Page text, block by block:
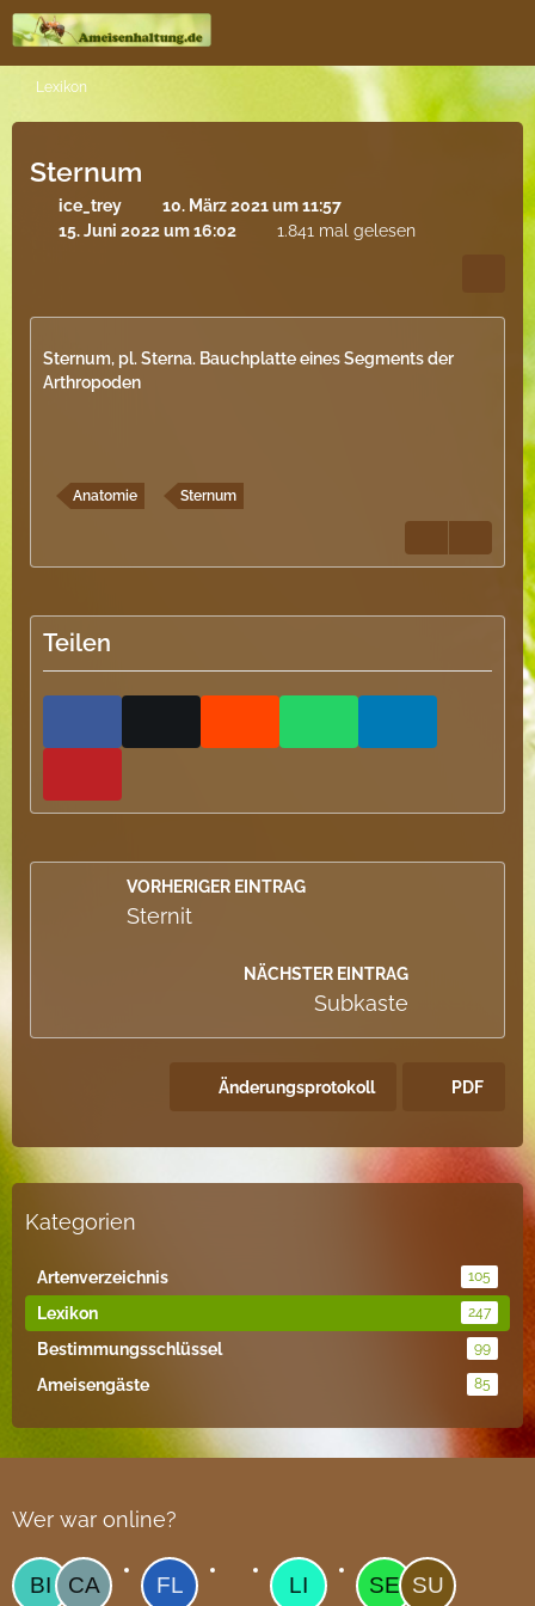
Lexikon
Sternum
ice_trey
10. März 2021 um 11:57
15. Juni 2022 um 16:02
1.841 mal gelesen
Sternum, pl. Sterna. Bauchplatte eines Segments der
Arthropoden
Anatomie Sternum
Teilen
VORHERIGER EINTRAG
Sternit
NÄCHSTER EINTRAG
Subkaste
Änderungsprotokoll PDF
Kategorien
Artenverzeichnis 105
Lexikon 247
Bestimmungsschlüssel 99
Ameisengäste 85
Wer war online?